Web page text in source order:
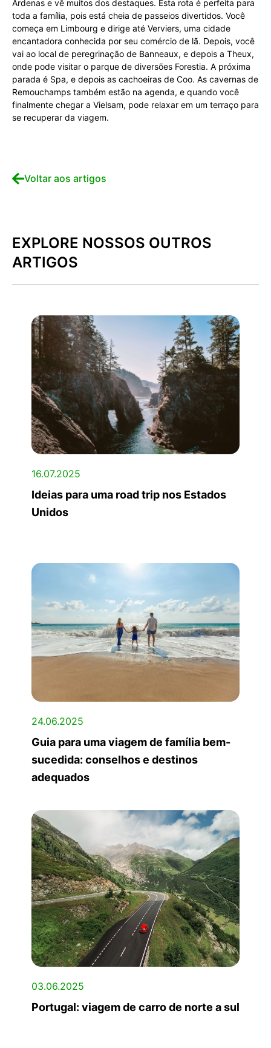
Ardenas e vê muitos dos destaques. Esta rota é perfeita para
toda a família, pois está cheia de passeios divertidos. Você
começa em Limbourg e dirige até Verviers, uma cidade
encantadora conhecida por seu comércio de lã. Depois, você
vai ao local de peregrinação de Banneaux, e depois a Theux,
onde pode visitar o parque de diversões Forestia. A próxima
parada é Spa, e depois as cachoeiras de Coo. As cavernas de
Remouchamps também estão na agenda, e quando você
finalmente chegar a Vielsam, pode relaxar em um terraço para
se recuperar da viagem.
Voltar aos artigos
EXPLORE NOSSOS OUTROS
ARTIGOS
16.07.2025
Ideias para uma road trip nos Estados
Unidos
24.06.2025
Guia para uma viagem de família bem-
sucedida: conselhos e destinos
adequados
03.06.2025
Portugal: viagem de carro de norte a sul